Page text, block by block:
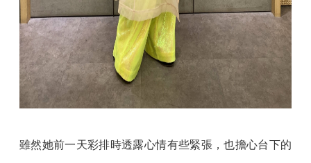
雖然她前一天彩排時透露心情有些緊張，也擔心台下的